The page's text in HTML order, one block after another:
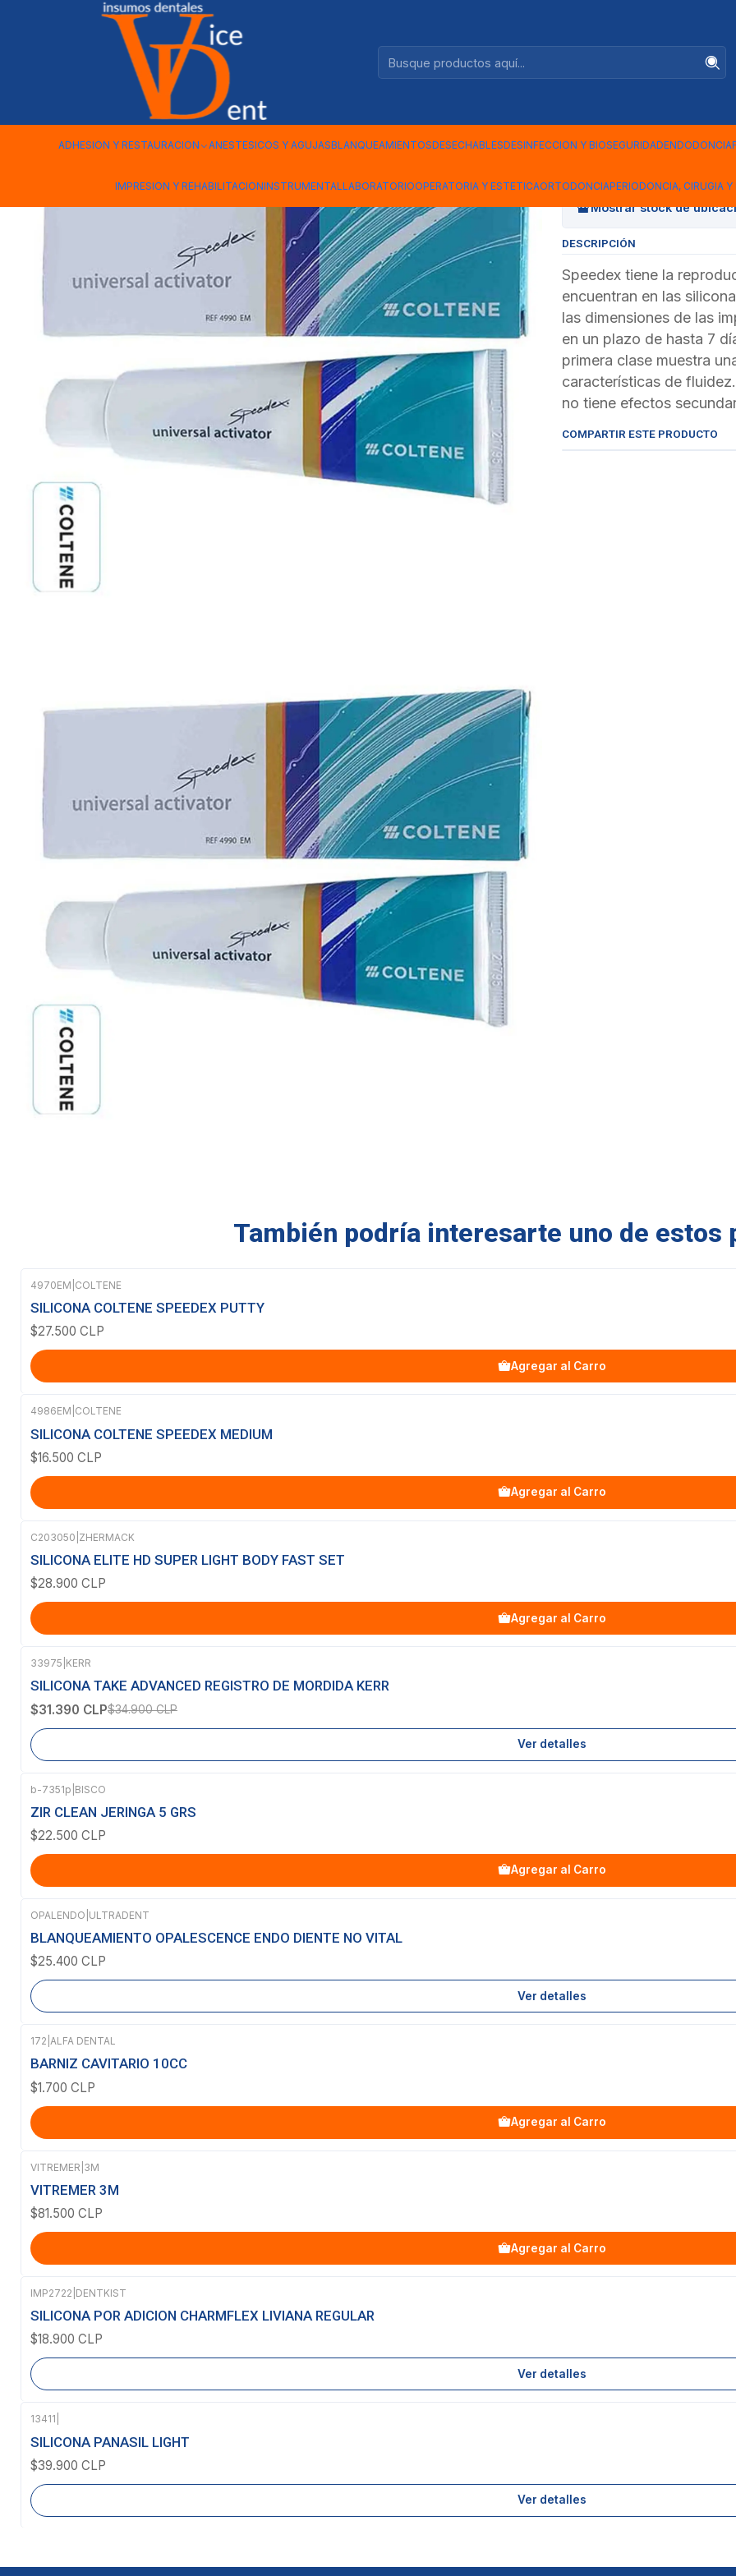
ADHESION Y RESTAURACION ANESTESICOS Y AGUJASBLANQUEAMIENTOSDESECHABLESDESINFECCION Y BIOSEGURIDADENDODONCIA
IMPRESION Y REHABILITACIONINSTRUMENTALLABORATORIOOPERATORIA Y ESTETICAORTODONCIAPERIODONCIA, CIRUGIA Y
IMPRESION Y REHABILITACION ACTIVADOR COLTENE SPEEDEX
Mostrar stock de
DESCRIPCIÓN
Speedex tiene la
encuentran en las
las dimensiones de las
en un plazo de hasta 7
primera clase muestra
características de
no tiene efectos
COMPARTIR ESTE PRODUCTO
También podría interesarte uno de estos
4970EM COLTENE
SILICONA COLTENE SPEEDEX PUTTY
$27.500 CLP
Agregar al Carro
4986EM COLTENE
SILICONA COLTENE SPEEDEX MEDIUM
$16.500 CLP
Agregar al Carro
C203050 ZHERMACK
SILICONA ELITE HD SUPER LIGHT BODY FAST SET
$28.900 CLP
Agregar al Carro
-10% OFF
Agotado
33975 KERR
SILICONA TAKE ADVANCED REGISTRO DE MORDIDA KERR
$31.390 CLP$34.900 CLP
Ver detalles
b-7351p BISCO
ZIR CLEAN JERINGA 5 GRS
$22.500 CLP
Agregar al Carro
Agotado
OPALENDO ULTRADENT
BLANQUEAMIENTO OPALESCENCE ENDO DIENTE NO VITAL
$25.400 CLP
Ver detalles
172 ALFA DENTAL
BARNIZ CAVITARIO 10CC
$1.700 CLP
Agregar al Carro
VITREMER 3M
VITREMER 3M
$81.500 CLP
Agregar al Carro
Agotado
IMP2722 DENTKIST
SILICONA POR ADICION CHARMFLEX LIVIANA REGULAR
$18.900 CLP
Ver detalles
Agotado
13411
SILICONA PANASIL LIGHT
$39.900 CLP
Ver detalles